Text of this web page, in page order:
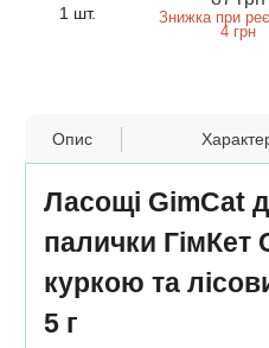
1 шт.
Знижка при
4 грн
Опис
Ласощі GimCat
палички ГімКет
куркою та
5 г